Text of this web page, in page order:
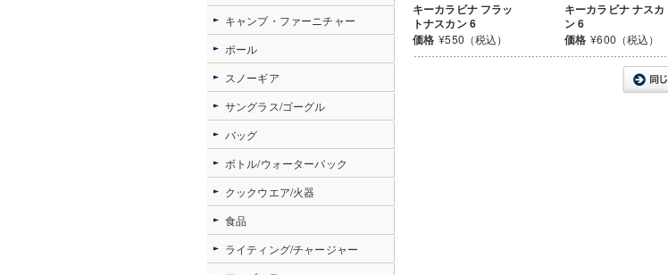
キーカラビナ フラッ
トナスカン 6
価格 ¥550（税込）
キーカラビナ ナスカ
ン 6
価格 ¥600（税込）
キャンプ・ファーニチャー
ポール
スノーギア
サングラス/ゴーグル
バッグ
ボトル/ウォーターパック
クックウエア/火器
食品
ライティング/チャージャー